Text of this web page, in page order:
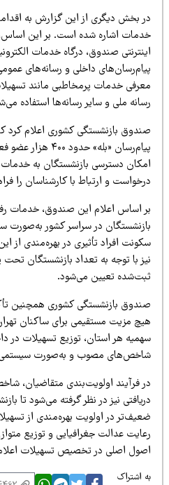
بخش دیگری از این گزارش به اقدامات
اشاره شده است. بر این اساس،
صندوق، درگاه خدمات
داخلی و رسانه‌های عمومی
خدمات پرمخاطبی مانند تسهیلات و
ملی و سایر رسانه‌ها استفاده می‌شود.
بازنشستگی کشوری اعلام کرد
پیام‌رسان «بله» حدود ۴۰۰
دسترسی بازنشستگان به خدمات
و ارتباط با کارشناسان را فراهم
اساس اعلام این صندوق، خدمات رفاهی و
در سراسر کشور به‌صورت
افراد تأثیری در بهره‌مندی از این
با توجه به تعداد بازنشستگان تحت
تعیین می‌شود.
بازنشستگی کشوری همچنین تأکید
مزیت مستقیمی برای ساکنان تهران
هر استان، توزیع تسهیلات در داخل
مصوب و به‌صورت سیستمی
فرآیند اولویت‌بندی متقاضیان،
نیز در نظر گرفته می‌شود تا
در اولویت بهره‌مندی از تسهیلات
عدالت جغرافیایی و توزیع متوازن
اصلی در تخصیص تسهیلات اعلام
اشتراک